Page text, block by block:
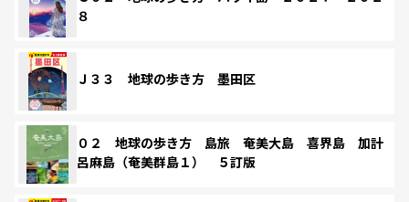
８
Ｊ３３ 地球の歩き方 墨田区
０２ 地球の歩き方 島旅 奄美大島 喜界島 加計
呂麻島（奄美群島１） ５訂版